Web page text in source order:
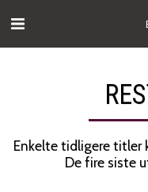
Enkelte tidligere titler
De fire siste